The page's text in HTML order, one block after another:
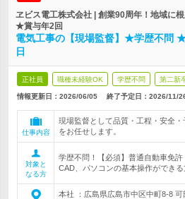
ヱビス電工株式会社 | 創業90周年！地域に
★賞与年2回
電気工事の【現場監督】★学歴不問
日
正社員 職種未経験OK 学歴不問 第二新
情報更新日：2026/06/05 終了予定日： 2026/11/
仕事内容
現場監督として品質・工程・安全
をお任せします。
対象と
なる方
学歴不問！【必須】普通自動車免
CAD、パソコンの基本操作ができる
本社 ：広島県広島市中区中町8-8